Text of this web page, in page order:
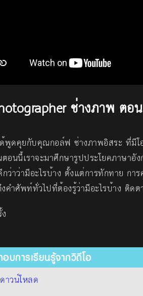
ช่างภาพ ตอ
พูดคุยกับคุณกอล์ฟ ช่างภาพอิสระ ที่มีโ
อนนี้เราจะมาศึกษารูปประโยคภาษา
ว่าว่ามีอะไรบ้าง ตั้งแต่การทักทาย กา
คำศัพท์ทั่วไปที่ต้องรู้ว่ามีอะไรบ้าง ติดต
อบการเรียนรู้จากวิดีโอ
ดาวน์โหลด